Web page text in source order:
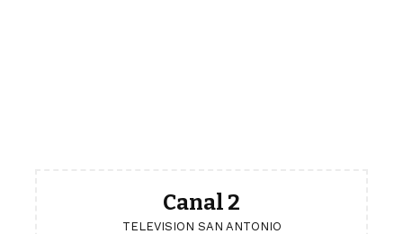
Canal 2
TELEVISION SAN ANTONIO